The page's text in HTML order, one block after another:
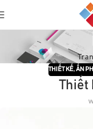
THIẾT KẾ,ẤN
Thiết